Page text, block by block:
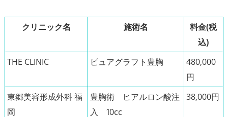
クリニック名 施術名
料金(税
込)
THE CLINIC
ピュアグラフト豊胸
480,000
円
東郷美容形成外科 福
岡
豊胸術 ヒアルロン酸注
入 10cc
38,000円